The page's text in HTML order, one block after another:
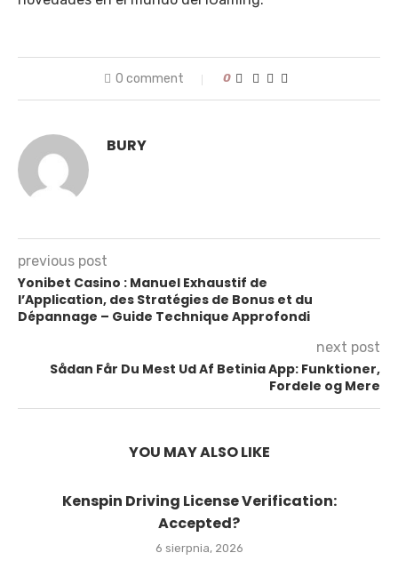
0 comment 0
BURY
previous post
Yonibet Casino : Manuel Exhaustif de
l’Application, des Stratégies de Bonus et du
Dépannage – Guide Technique Approfondi
next post
Sådan Får Du Mest Ud Af Betinia App: Funktioner,
Fordele og Mere
YOU MAY ALSO LIKE
Kenspin Driving License Verification:
Accepted?
6 sierpnia, 2026